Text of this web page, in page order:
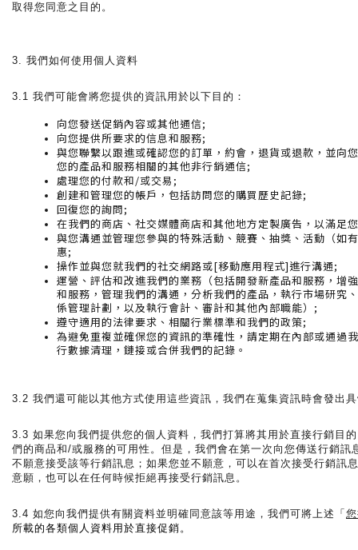
取得您同意之目的。
3. 我們如何使用個人資料
3.1 我們可能會將您提供的資訊用於以下目的：
向您發送促銷內容或其他通信;
向您提供所要求的信息和服務;
與您聯繫以跟進或確認您的訂單，約會，退貨或退款，並向
您的產品和服務相關的其他非行銷通信;
處理您的付款和/或交易;
創建和管理您的帳戶，包括訪問您的購買歷史記錄;
回復您的詢問;
在我們的商店、社交媒體商店和其他地方定製廣告，以滿足
與您溝通並管理您參與的特殊活動、競賽、抽獎、活動（如
惠;
操作並與您就我們的社交網路或[移動應用程式]進行溝通;
運營、評估和改進我們的業務（包括開發新產品和服務，增
和服務，管理我們的溝通，分析我們的產品，執行市場研究
係管理計劃，以及執行會計、審計和其他內部職能）;
遵守適用的法律要求、相關行業標準和我們的政策;
為避免重複並確保您的資訊的準確性，請定期在內部或通過
行數據清理，鏈接或合併我們的記錄。
3.2 我們還可能以其他方式使用這些資訊，我們在蒐集資訊時會發出
3.3 如果您向我們提供您的個人資料，我們打算將其用於直接行銷目
們的商品和/或服務的可用性。但是，我們會在第一次向您傳送行銷訊
不願意接受該等行銷訊息；如果您並不願意，可以在首次接受行銷訊
意願，也可以在任何時候拒絕再接受行銷訊息。
3.4 如您向我們提供有關資料並明確同意該等用途，我們可將上述 「
所載的各類個人資料用於直接促銷。